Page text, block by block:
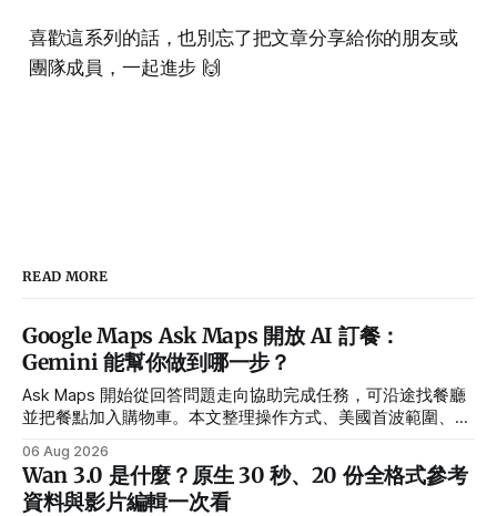
喜歡這系列的話，也別忘了把文章分享給你的朋友或
團隊成員，一起進步 🙌
READ MORE
Google Maps Ask Maps 開放 AI 訂餐：
Gemini 能幫你做到哪一步？
Ask Maps 開始從回答問題走向協助完成任務，可沿途找餐廳
並把餐點加入購物車。本文整理操作方式、美國首波範圍、合
06 Aug 2026
Wan 3.0 是什麼？原生 30 秒、20 份全格式參考
資料與影片編輯一次看